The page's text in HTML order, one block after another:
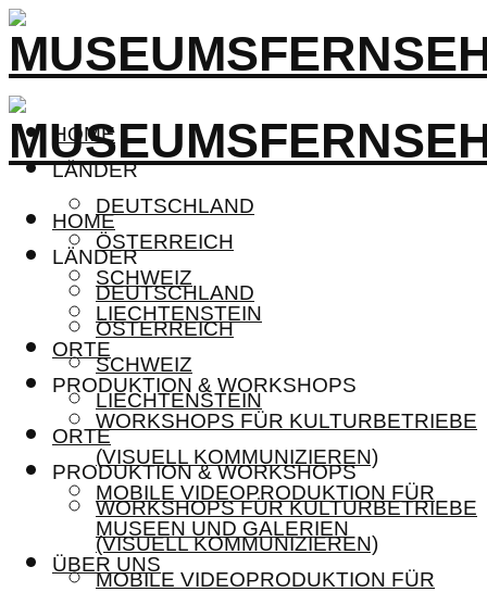
HOME
LÄNDER
DEUTSCHLAND
ÖSTERREICH
SCHWEIZ
LIECHTENSTEIN
ORTE
PRODUKTION & WORKSHOPS
WORKSHOPS FÜR KULTURBETRIEBE
(VISUELL KOMMUNIZIEREN)
MOBILE VIDEOPRODUKTION FÜR
MUSEEN UND GALERIEN
ÜBER UNS
HOME
LÄNDER
DEUTSCHLAND
ÖSTERREICH
SCHWEIZ
LIECHTENSTEIN
ORTE
PRODUKTION & WORKSHOPS
WORKSHOPS FÜR KULTURBETRIEBE
(VISUELL KOMMUNIZIEREN)
MOBILE VIDEOPRODUKTION FÜR